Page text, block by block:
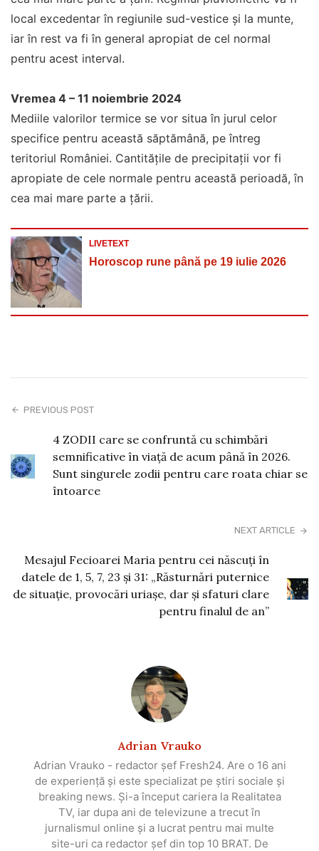
local excedentar în regiunile sud-vestice și la munte,
iar în rest va fi în general apropiat de cel normal
pentru acest interval.
Vremea 4 – 11 noiembrie 2024
Mediile valorilor termice se vor situa în jurul celor
specifice pentru această săptămână, pe întreg
teritoriul României. Cantitățile de precipitații vor fi
apropiate de cele normale pentru această perioadă, în
cea mai mare parte a țării.
LIVETEXT
Horoscop rune până pe 19 iulie 2026
PREVIOUS POST
4 ZODII care se confruntă cu schimbări
semnificative în viaţă de acum până în 2026.
Sunt singurele zodii pentru care roata chiar se
întoarce
NEXT ARTICLE
Mesajul Fecioarei Maria pentru cei născuți în
datele de 1, 5, 7, 23 și 31: „Răsturnări puternice
de situație, provocări uriașe, dar și sfaturi clare
pentru finalul de an”
Adrian Vrauko
Adrian Vrauko - redactor șef Fresh24. Are o 16 ani
de experiență și este specializat pe știri sociale și
breaking news. Și-a început cariera la Realitatea
TV, iar dupa ani de televizune a trecut în
jurnalismul online și a lucrat pentru mai multe
site-uri ca redactor șef din top 10 BRAT. De